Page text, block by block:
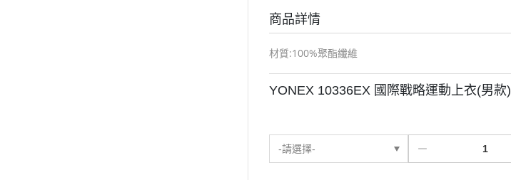
商品詳情
材質:100%聚酯纖維
YONEX 10336EX 國際戰略運動上衣(男款)
-請選擇-